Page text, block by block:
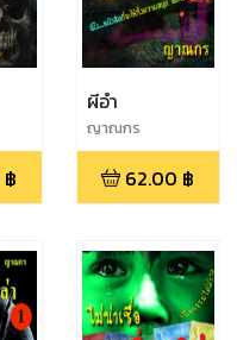
฿
ผีอำ
ญาณกร
62.00 ฿